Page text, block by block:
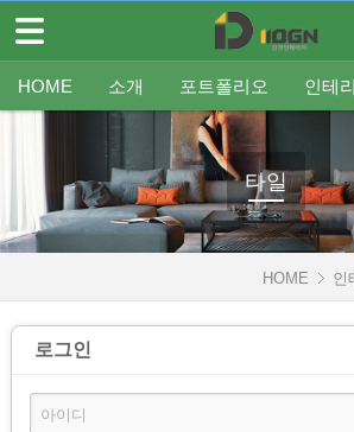
HOME 소개 포트폴리오 인테
조직도 오시는 길
평형별샷시 기타공사
욕실 타일
무료출장견적 인테리어셀프
Q&A FAQ
타일
HOME 인
로그인
HOME
포트폴리오
인테리어자재이야기
- 중문/파티션
- 타일